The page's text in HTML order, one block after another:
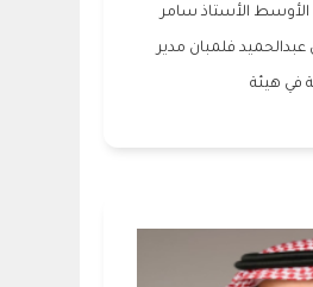
الأستاذ سامر
فلمبان مدير
في هيئة